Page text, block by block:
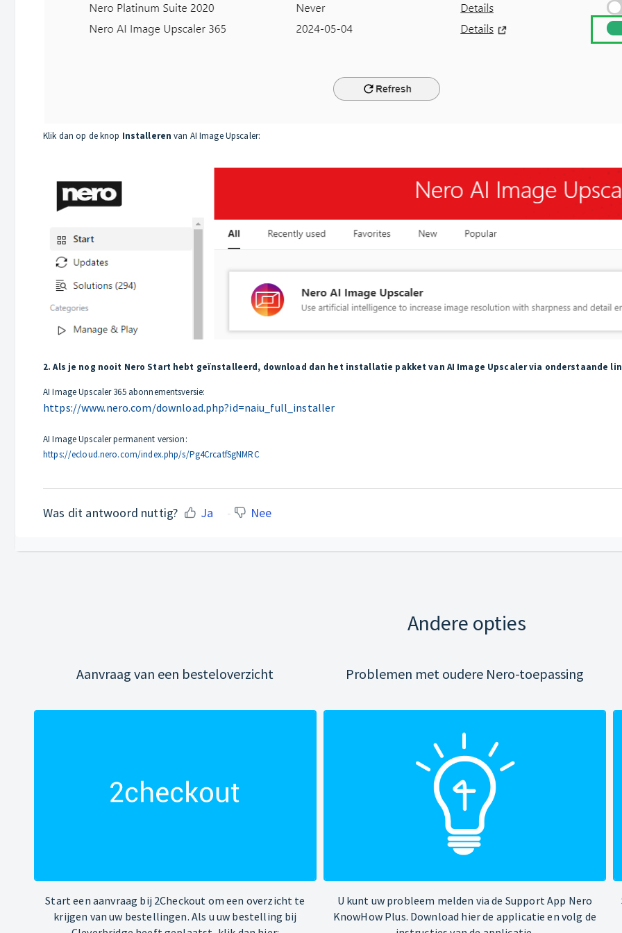
Klik dan op de knop Installeren van AI Image Upscaler:
2. Als je nog nooit Nero Start hebt geïnstalleerd, download dan het installatie pakket van AI Image Upscaler via onderstaande
AI Image Upscaler 365 abonnementsversie:
https://www.nero.com/download.php?id=naiu_full_installer
AI Image Upscaler permanent version:
https://ecloud.nero.com/index.php/s/Pg4CrcatfSgNMRC
Was dit antwoord nuttig? Ja Nee
Andere opties
Aanvraag van een besteloverzicht
Start een aanvraag bij 2Checkout om een overzicht te
krijgen van uw bestellingen. Als u uw bestelling bij
Problemen met oudere Nero-toepassing
U kunt uw probleem melden via de Support App Nero
KnowHow Plus. Download hier de applicatie en volg de